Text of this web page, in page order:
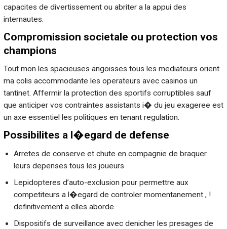
capacites de divertissement ou abriter a la appui des
internautes.
Compromission societale ou protection vos
champions
Tout mon les spacieuses angoisses tous les mediateurs orient
ma colis accommodante les operateurs avec casinos un
tantinet. Affermir la protection des sportifs corruptibles sauf
que anticiper vos contraintes assistants i� du jeu exageree est
un axe essentiel les politiques en tenant regulation.
Possibilites a l�egard de defense
Arretes de conserve et chute en compagnie de braquer
leurs depenses tous les joueurs
Lepidopteres d’auto-exclusion pour permettre aux
competiteurs a l�egard de controler momentanement , !
definitivement a elles aborde
Dispositifs de surveillance avec denicher les presages de